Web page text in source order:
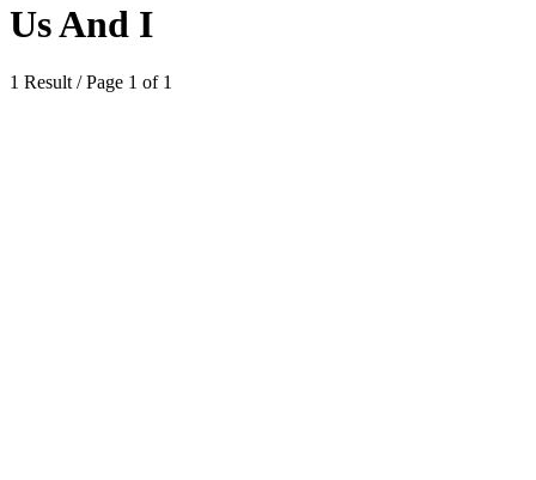
Us And I
1 Result / Page 1 of 1